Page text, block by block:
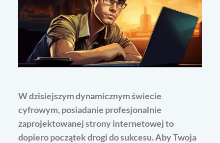
W dzisiejszym dynamicznym świecie
cyfrowym, posiadanie profesjonalnie
zaprojektowanej strony internetowej to
dopiero początek drogi do sukcesu. Aby Twoja